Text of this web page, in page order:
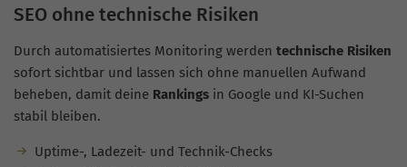
SEO ohne technische Risiken
Durch automatisiertes Monitoring werden technische Risiken
sofort sichtbar und lassen sich ohne manuellen Aufwand
beheben, damit deine Rankings in Google und KI-Suchen
stabil bleiben.
Uptime-, Ladezeit- und Technik-Checks